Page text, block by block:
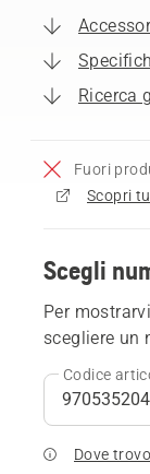
Ricerca
Fuori
Scopri
Scegli
Per
scegliere un
Codice
Dove